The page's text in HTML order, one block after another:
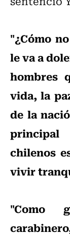
"¿Cómo
le va a
hombres
vida, la
de la
chilenos
vivir
"Como